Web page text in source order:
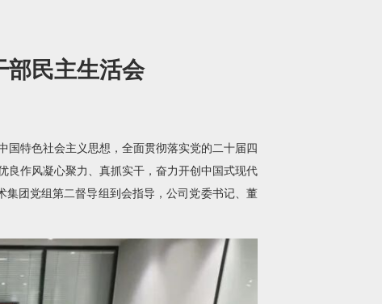
部民主生活会
特色社会主义思想，全面贯彻落实党的二十届四
良作风凝心聚力、真抓实干，奋力开创中国式现代
团党组第二督导组到会指导，公司党委书记、董